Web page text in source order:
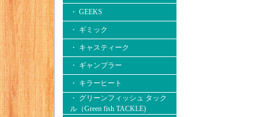
・ GEEKS
・ ギミック
・ キャスティーク
・ ギャンブラー
・ キラーヒート
・ グリーンフィッシュ タック
ル（Green fish TACKLE)